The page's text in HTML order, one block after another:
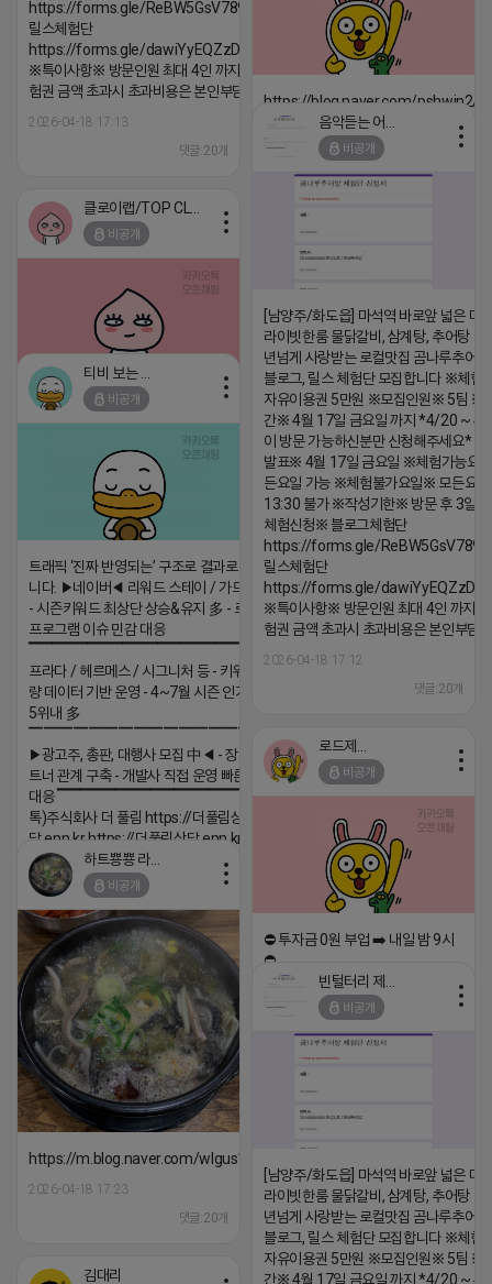
https://forms.gle/ReBW5GsV789ur2Pz6
릴스체험단
https://forms.gle/dawiYyEQZzDdqf8W8
※특이사항※ 방문인원 최대 4인 까지 가능 체
험권 금액 초과시 초과비용은 본인부담입니다.
2026-04-18 17:13
댓글:20개
https://blog.naver.com/pshwin2/
2026-04-18 17:12
비공개
[남양주/화도읍] 마석역 바로앞 넓은 매
라이빗한룸 물닭갈비, 삼계탕, 추어탕 맛
년넘게 사랑받는 로컬맛집 곰나루추어
블로그, 릴스 체험단 모집합니다 ※체험
자유이용권 5만원 ※모집인원※ 5팀 ※
간※ 4월 17일 금요일 까지 *4/20 ~ 4/
이 방문 가능하신분만 신청해주세요* ※
발표※ 4월 17일 금요일 ※체험가능요
든요일 가능 ※체험불가요일※ 모든요
13:30 불가 ※작성기한※ 방문 후 3일
체험신청※ 블로그체험단
https://forms.gle/
릴스체험단
https://forms.gle/
※특이사항※ 방문인원 최대 4인 까지
험권 금액 초과시 초과비용은 본인부담
2026-04-18 17:12
댓글:20개
비공개
2026-04-18 17:05
비공개
트래픽 ‘진짜 반영되는’ 구조로 결과로 보여드립
니다. ▶네이버◀ 리워드 스테이 / 가드 / 자몽 등
- 시즌키워드 최상단 상승&유지 多 - 로직변화,
프로그램 이슈 민감 대응
▔▔▔▔▔▔▔▔▔▔▔▔▔▔▔▔▔▔ ▶쿠팡◀
프라다 / 헤르메스 / 시그니처 등 - 키워드 검색
량 데이터 기반 운영 - 4~7월 시즌 인기 키워드
5위내 多
▔▔▔▔▔▔▔▔▔▔▔▔▔▔▔▔▔▔
▶광고주, 총판, 대행사 모집 中◀ - 장기 협업 파
트너 관계 구축 - 개발사 직접 운영 빠른 피드백
대응 ▔▔▔▔▔▔▔▔▔▔▔▔▔▔▔▔▔▔ (카
톡)주식회사 더 풀림 https://더풀림상
담.enn.kr https://더풀림상담.enn.kr
2026-04-18 17:26
비공개
⛔️ 투자금 0원 부업 ➡️ 내일 밤 9시
⛔️
2026-04-18 17:23
하트뿅뿅 라이언
비공개
https://m.blog.naver.com/wlgus1647/224253846149
2026-04-18 17:23
댓글:20개
비공개
[남양주/화도읍] 마석역 바로앞 넓은 매
라이빗한룸 물닭갈비, 삼계탕, 추어탕 맛
년넘게 사랑받는 로컬맛집 곰나루추어
블로그, 릴스 체험단 모집합니다 ※체험
자유이용권 5만원 ※모집인원※ 5팀 ※
간※ 4월 17일 금요일 까지 *4/20 ~ 4/
김대리